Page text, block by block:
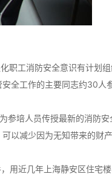
职工消防安全意识有计划组
全工作的主要同志约30人
参培人员传授最新的消防安
以减少因为无知带来的财
用近几年上海静安区住宅楼